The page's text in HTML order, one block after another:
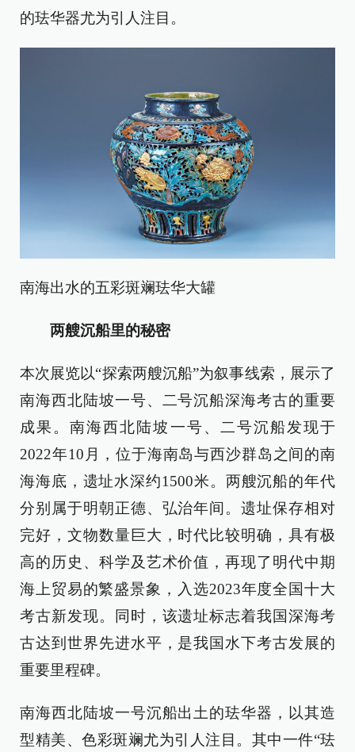
的珐华器尤为引人注目。
南海出水的五彩斑斓珐华大罐
两艘沉船里的秘密
本次展览以“探索两艘沉船”为叙事线索，展示了
南海西北陆坡一号、二号沉船深海考古的重要
成果。南海西北陆坡一号、二号沉船发现于
2022年10月，位于海南岛与西沙群岛之间的南
海海底，遗址水深约1500米。两艘沉船的年代
分别属于明朝正德、弘治年间。遗址保存相对
完好，文物数量巨大，时代比较明确，具有极
高的历史、科学及艺术价值，再现了明代中期
海上贸易的繁盛景象，入选2023年度全国十大
考古新发现。同时，该遗址标志着我国深海考
古达到世界先进水平，是我国水下考古发展的
重要里程碑。
南海西北陆坡一号沉船出土的珐华器，以其造
型精美、色彩斑斓尤为引人注目。其中一件“珐